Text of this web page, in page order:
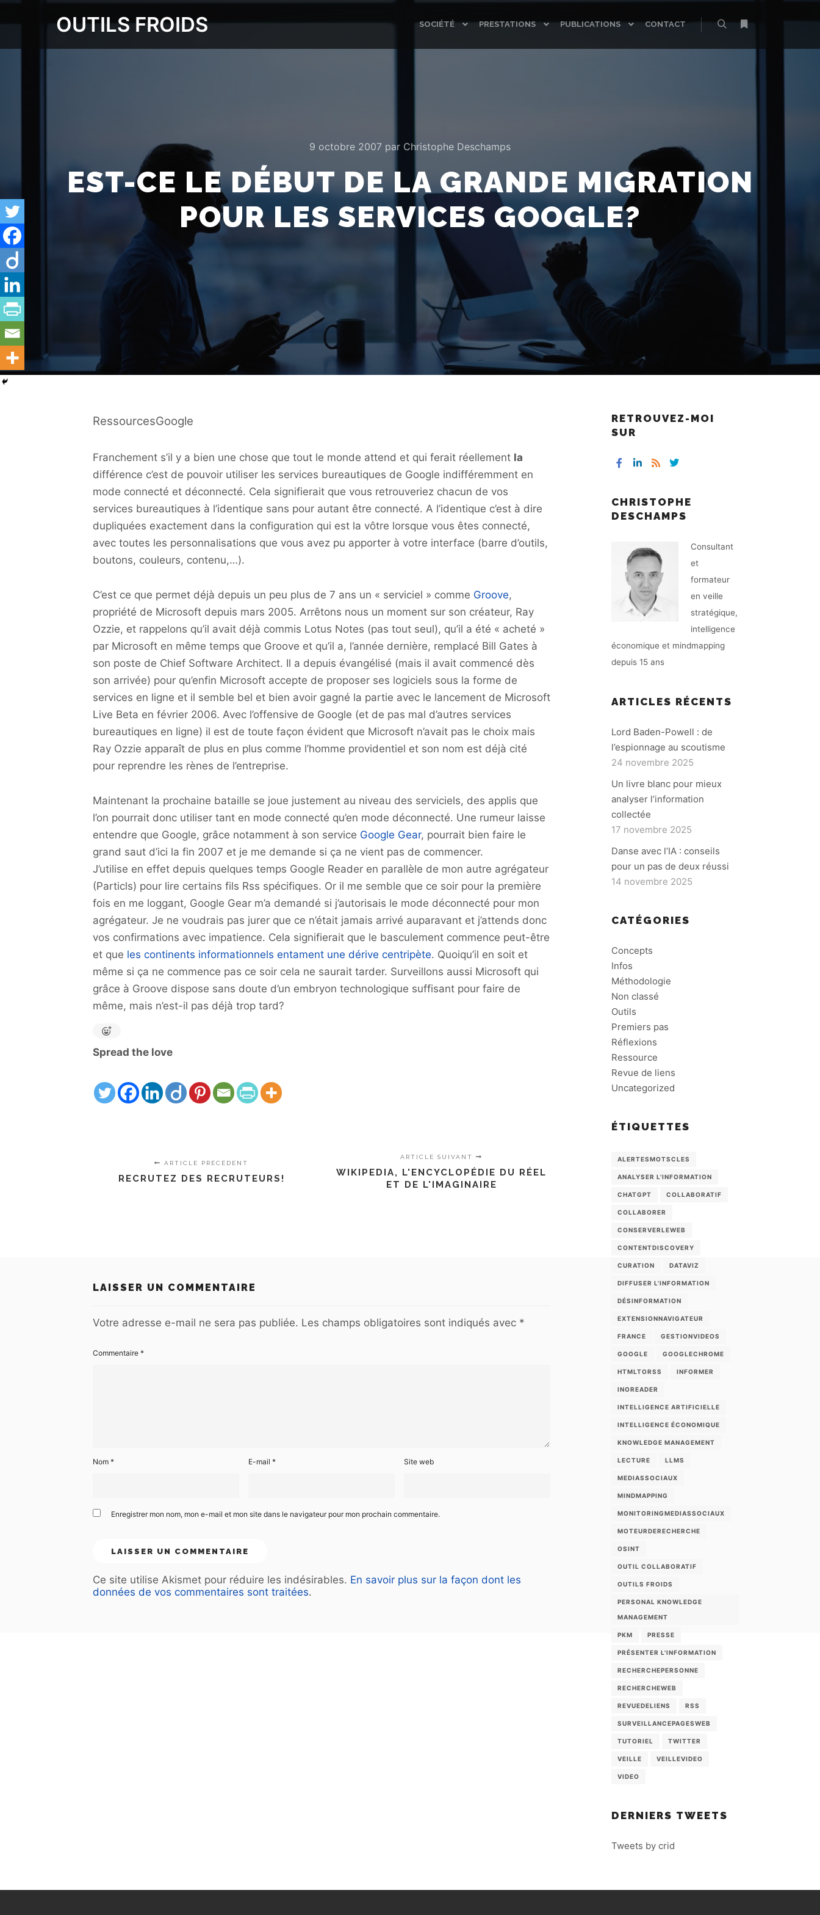
OUTILS FROIDS SOCIÉTÉ PRESTATIONS PUBLICATIONS
CONTACT
9 octobre 2007 par Christophe Deschamps
EST-CE LE DÉBUT DE LA GRANDE MIGRATION
POUR LES SERVICES GOOGLE?
RessourcesGoogle
Franchement s’il y a bien une chose que tout le monde attend et qui ferait réellement la
différence c’est de pouvoir utiliser les services bureautiques de Google indifféremment en
mode connecté et déconnecté. Cela signifierait que vous retrouveriez chacun de vos
services bureautiques à l’identique sans pour autant être connecté. A l’identique c’est à dire
dupliquées exactement dans la configuration qui est la vôtre lorsque vous êtes connecté,
avec toutes les personnalisations que vous avez pu apporter à votre interface (barre d’outils,
boutons, couleurs, contenu,…).
C’est ce que permet déjà depuis un peu plus de 7 ans un « serviciel » comme Groove,
propriété de Microsoft depuis mars 2005. Arrêtons nous un moment sur son créateur, Ray
Ozzie, et rappelons qu’il avait déjà commis Lotus Notes (pas tout seul), qu’il a été « acheté »
par Microsoft en même temps que Groove et qu’il a, l’année dernière, remplacé Bill Gates à
son poste de Chief Software Architect. Il a depuis évangélisé (mais il avait commencé dès
son arrivée) pour qu’enfin Microsoft accepte de proposer ses logiciels sous la forme de
services en ligne et il semble bel et bien avoir gagné la partie avec le lancement de Microsoft
Live Beta en février 2006. Avec l’offensive de Google (et de pas mal d’autres services
bureautiques en ligne) il est de toute façon évident que Microsoft n’avait pas le choix mais
Ray Ozzie apparaît de plus en plus comme l’homme providentiel et son nom est déjà cité
pour reprendre les rènes de l’entreprise.
Maintenant la prochaine bataille se joue justement au niveau des serviciels, des applis que
l’on pourrait donc utiliser tant en mode connecté qu’en mode déconnecté. Une rumeur laisse
entendre que Google, grâce notamment à son service Google Gear, pourrait bien faire le
grand saut d’ici la fin 2007 et je me demande si ça ne vient pas de commencer.
J’utilise en effet depuis quelques temps Google Reader en parallèle de mon autre agrégateur
(Particls) pour lire certains fils Rss spécifiques. Or il me semble que ce soir pour la première
fois en me loggant, Google Gear m’a demandé si j’autorisais le mode déconnecté pour mon
agrégateur. Je ne voudrais pas jurer que ce n’était jamais arrivé auparavant et j’attends donc
vos confirmations avec impatience. Cela signifierait que le basculement commence peut-être
et que les continents informationnels entament une dérive centripète. Quoiqu’il en soit et
même si ça ne commence pas ce soir cela ne saurait tarder. Surveillons aussi Microsoft qui
grâce à Groove dispose sans doute d’un embryon technologique suffisant pour faire de
même, mais n’est-il pas déjà trop tard?
Spread the love
ARTICLE PRÉCÉDENT
RECRUTEZ DES RECRUTEURS!
ARTICLE SUIVANT
WIKIPEDIA, L'ENCYCLOPÉDIE DU RÉEL
ET DE L'IMAGINAIRE
LAISSER UN COMMENTAIRE
Votre adresse e-mail ne sera pas publiée. Les champs obligatoires sont indiqués avec *
Commentaire *
Nom * E-mail * Site web
Enregistrer mon nom, mon e-mail et mon site dans le navigateur pour mon prochain commentaire.
Ce site utilise Akismet pour réduire les indésirables. En savoir plus sur la façon dont les
données de vos commentaires sont traitées.
RETROUVEZ-MOI
SUR
CHRISTOPHE
DESCHAMPS
Consultant
et
formateur
en veille
stratégique,
intelligence
économique et mindmapping
depuis 15 ans
ARTICLES RÉCENTS
Lord Baden-Powell : de
l’espionnage au scoutisme
24 novembre 2025
Un livre blanc pour mieux
analyser l’information
collectée
17 novembre 2025
Danse avec l’IA : conseils
pour un pas de deux réussi
14 novembre 2025
CATÉGORIES
Concepts
Infos
Méthodologie
Non classé
Outils
Premiers pas
Réflexions
Ressource
Revue de liens
Uncategorized
ÉTIQUETTES
ALERTESMOTSCLES
ANALYSER L'INFORMATION
CHATGPT COLLABORATIF
COLLABORER
CONSERVERLEWEB
CONTENTDISCOVERY
CURATION DATAVIZ
DIFFUSER L'INFORMATION
DÉSINFORMATION
EXTENSIONNAVIGATEUR
FRANCE GESTIONVIDEOS
GOOGLE GOOGLECHROME
HTMLTORSS INFORMER
INOREADER
INTELLIGENCE ARTIFICIELLE
INTELLIGENCE ÉCONOMIQUE
KNOWLEDGE MANAGEMENT
LECTURE LLMS
MEDIASSOCIAUX
MINDMAPPING
MONITORINGMEDIASSOCIAUX
MOTEURDERECHERCHE
OSINT
OUTIL COLLABORATIF
OUTILS FROIDS
PERSONAL KNOWLEDGE
MANAGEMENT
PKM PRESSE
PRÉSENTER L'INFORMATION
RECHERCHEPERSONNE
RECHERCHEWEB
REVUEDELIENS RSS
SURVEILLANCEPAGESWEB
TUTORIEL TWITTER
VEILLE VEILLEVIDEO
VIDEO
DERNIERS TWEETS
Tweets by crid